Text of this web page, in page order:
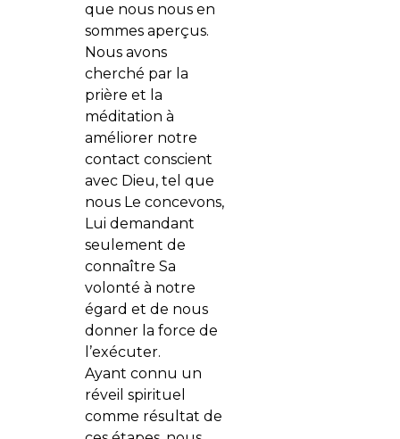
que nous nous en
sommes aperçus.
Nous avons
cherché par la
prière et la
méditation à
améliorer notre
contact conscient
avec Dieu, tel que
nous Le concevons,
Lui demandant
seulement de
connaître Sa
volonté à notre
égard et de nous
donner la force de
l’exécuter.
Ayant connu un
réveil spirituel
comme résultat de